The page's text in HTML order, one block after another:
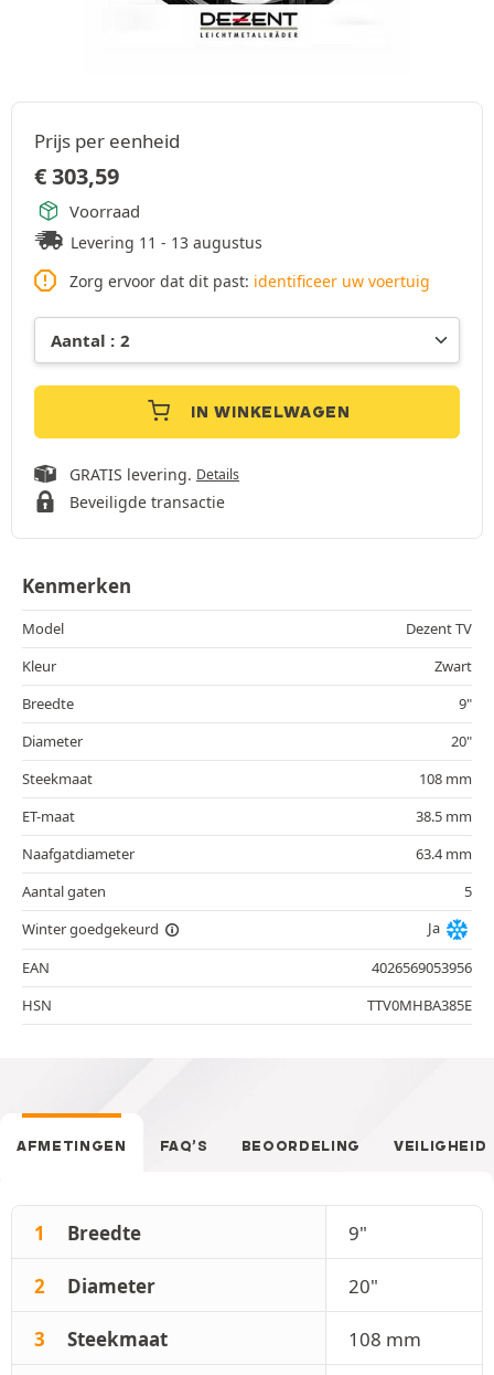
Prijs per eenheid
€303,59
Voorraad
Levering 11 - 13 augustus
Zorg ervoor dat dit past: identificeer uw voertuig
IN WINKELWAGEN
GRATIS levering. Details
Beveiligde transactie
Kenmerken
Model
Dezent TV
Kleur
Zwart
Breedte
9"
Diameter
20"
Steekmaat
108 mm
ET-maat
38.5 mm
Naafgatdiameter
63.4 mm
Aantal gaten
5
Winter goedgekeurd
Ja
EAN
4026569053956
HSN
TTV0MHBA385E
AFMETINGEN FAQ’S BEOORDELING VEILIGHEID
1 Breedte 9"
2 Diameter 20"
3 Steekmaat 108 mm